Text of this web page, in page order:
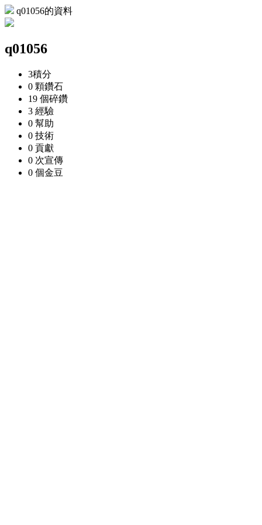
q01056的資料
q01056
3積分
0 顆鑽石
19 個碎鑽
3 經驗
0 幫助
0 技術
0 貢獻
0 次宣傳
0 個金豆